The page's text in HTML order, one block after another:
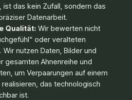
ist das kein Zufall, sondern das
Datenarbeit.
Qualität: Wir bewerten nicht
oder veralteten
Wir nutzen Daten, Bilder und
gesamten Ahnenreihe und
um Verpaarungen auf einem
realisieren, das technologisch
ist.